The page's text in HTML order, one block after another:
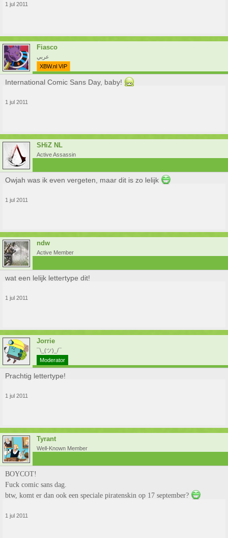
1 jul 2011
Fiasco
عربي
XBW.nl VIP
International Comic Sans Day, baby!
1 jul 2011
SHiZ NL
Active Assassin
Owjah was ik even vergeten, maar dit is zo lelijk
1 jul 2011
ndw
Active Member
wat een lelijk lettertype dit!
1 jul 2011
Jorrie
¯\_(ツ)_/¯
Moderator
Prachtig lettertype!
1 jul 2011
Tyrant
Well-Known Member
BOYCOT!
Fuck comic sans dag.
btw, komt er dan ook een speciale piratenskin op 17 september?
1 jul 2011